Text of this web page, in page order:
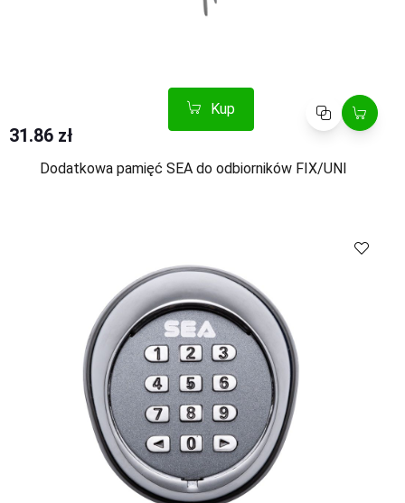
Kup Porównaj
31.86 zł
Dodatkowa pamięć SEA do odbiorników FIX/UNI